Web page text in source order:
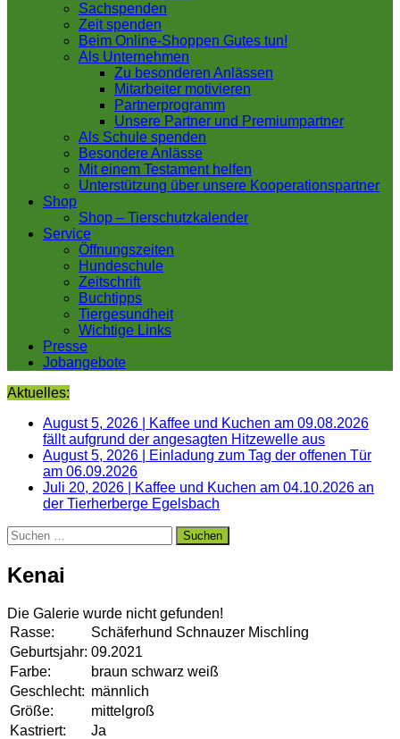
Sachspenden
Zeit spenden
Beim Online-Shoppen Gutes tun!
Als Unternehmen
Zu besonderen Anlässen
Mitarbeiter motivieren
Partnerprogramm
Unsere Partner und Premiumpartner
Als Schule spenden
Besondere Anlässe
Mit einem Testament helfen
Unterstützung über unsere Kooperationspartner
Shop
Shop – Tierschutzkalender
Service
Öffnungszeiten
Hundeschule
Zeitschrift
Buchtipps
Tiergesundheit
Wichtige Links
Presse
Jobangebote
Aktuelles:
August 5, 2026
Kaffee und Kuchen am 09.08.2026
fällt aufgrund der angesagten Hitzewelle aus
August 5, 2026
Einladung zum Tag der offenen Tür
am 06.09.2026
Juli 20, 2026
Kaffee und Kuchen am 04.10.2026 an
der Tierherberge Egelsbach
Suchen
nach:
Kenai
Die Galerie wurde nicht gefunden!
Rasse:
Schäferhund Schnauzer Mischling
Geburtsjahr: 09.2021
Farbe:
braun schwarz weiß
Geschlecht: männlich
Größe:
mittelgroß
Kastriert:
Ja